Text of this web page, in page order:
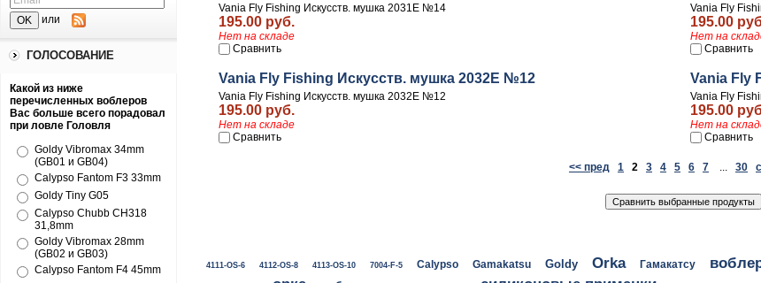
или
ГОЛОСОВАНИЕ
Какой из ниже
перечисленных воблеров
Вас больше всего порадовал
при ловле Головля
Goldy Vibromax 34mm
(GB01 и GB04)
Calypso Fantom F3 33mm
Goldy Tiny G05
Calypso Chubb CH318
31,8mm
Goldy Vibromax 28mm
(GB02 и GB03)
Calypso Fantom F4 45mm
Vania Fly Fishing Искусств. мушка 2031E №14
195.00 руб.
Нет на складе
Сравнить
Vania Fly
195.00
Нет на
Сравнить
Vania Fly Fishing Искусств. мушка 2032E №12
Vania Fly Fishing Искусств. мушка 2032E №12
195.00 руб.
Нет на складе
Сравнить
Vania Fly
Vania Fly
195.00
Нет на
Сравнить
<< пред 1 2 3 4 5 6 7 30
4111-OS-6 4112-OS-8 4113-OS-10 7004-F-5 Calypso Gamakatsu Goldy Orka Гамакатсу